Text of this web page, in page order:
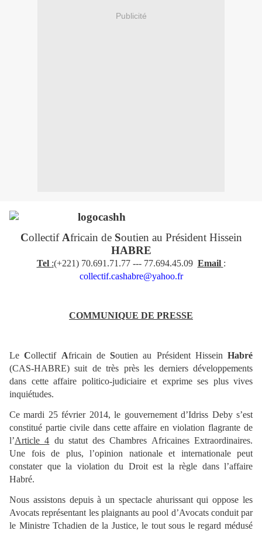
Publicité
Collectif Africain de Soutien au Président Hissein
HABRE
Tel :(+221) 70.691.71.77 --- 77.694.45.09 Email :
collectif.cashabre@yahoo.fr
COMMUNIQUE DE PRESSE
LeCollectif Africain de Soutien au Président Hissein Habré
(CAS-HABRE) suit de très près les derniers développements
dans cette affaire politico-judiciaire et exprime ses plus vives
inquiétudes.
Ce mardi 25 février 2014, le gouvernement d’Idriss Deby s’est
constitué partie civile dans cette affaire en violation flagrante de
l’Article 4 du statut des Chambres Africaines Extraordinaires.
Une fois de plus, l’opinion nationale et internationale peut
constater que la violation du Droit est la règle dans l’affaire
Habré.
Nous assistons depuis à un spectacle ahurissant qui oppose les
Avocats représentant les plaignants au pool d’Avocats conduit par
le Ministre Tchadien de la Justice, le tout sous le regard médusé